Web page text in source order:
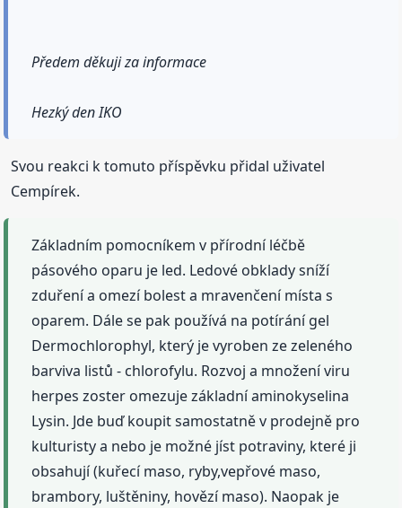
Předem děkuji za informace
Hezký den IKO
Svou reakci k tomuto příspěvku přidal uživatel
Cempírek.
Základním pomocníkem v přírodní léčbě
pásového oparu je led. Ledové obklady sníží
zduření a omezí bolest a mravenčení místa s
oparem. Dále se pak používá na potírání gel
Dermochlorophyl, který je vyroben ze zeleného
barviva listů - chlorofylu. Rozvoj a množení viru
herpes zoster omezuje základní aminokyselina
Lysin. Jde buď koupit samostatně v prodejně pro
kulturisty a nebo je možné jíst potraviny, které ji
obsahují (kuřecí maso, ryby,vepřové maso,
brambory, luštěniny, hovězí maso). Naopak je